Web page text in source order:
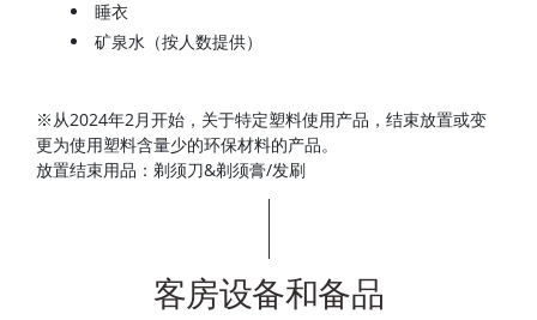
睡衣
矿泉水（按人数提供）
※从2024年2月开始，关于特定塑料使用产品，结束放置或变
更为使用塑料含量少的环保材料的产品。
放置结束用品：剃须刀&剃须膏/发刷
客房设备和备品